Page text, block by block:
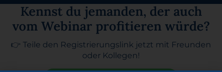
Kennst du jemanden, der auch
vom Webinar profitieren würde?
👉 Teile den Registrierungslink jetzt mit Freunden
oder Kollegen!